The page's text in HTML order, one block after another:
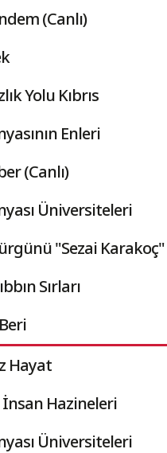
(Canlı)
Yolu Kıbrıs
Enleri
(Canlı)
Üniversiteleri
"Sezai Karakoç"
Sırları
Hayat
İnsan Hazineleri
Üniversiteleri